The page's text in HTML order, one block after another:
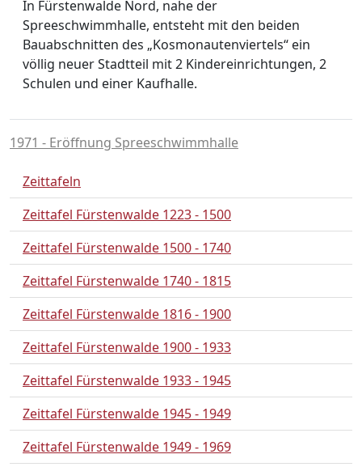
In Fürstenwalde Nord, nahe der
Spreeschwimmhalle, entsteht mit den beiden
Bauabschnitten des „Kosmonautenviertels“ ein
völlig neuer Stadtteil mit 2 Kindereinrichtungen, 2
Schulen und einer Kaufhalle.
1971 - Eröffnung Spreeschwimmhalle
Zeittafeln
Zeittafel Fürstenwalde 1223 - 1500
Zeittafel Fürstenwalde 1500 - 1740
Zeittafel Fürstenwalde 1740 - 1815
Zeittafel Fürstenwalde 1816 - 1900
Zeittafel Fürstenwalde 1900 - 1933
Zeittafel Fürstenwalde 1933 - 1945
Zeittafel Fürstenwalde 1945 - 1949
Zeittafel Fürstenwalde 1949 - 1969